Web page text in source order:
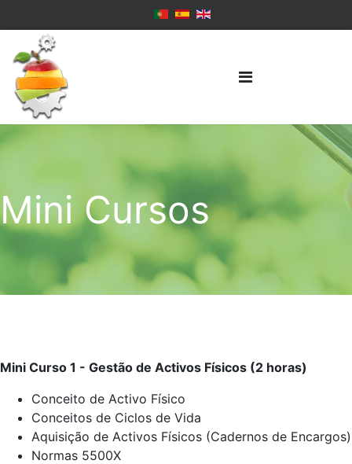
Mini Cursos
Mini Curso 1 - Gestão de Activos Físicos (2 horas)
Conceito de Activo Físico
Conceitos de Ciclos de Vida
Aquisição de Activos Físicos (Cadernos de Encargos)
Normas 5500X